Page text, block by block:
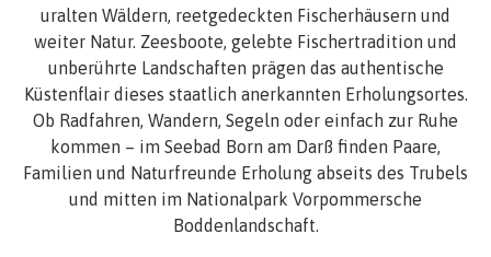
uralten Wäldern, reetgedeckten Fischerhäusern und
weiter Natur. Zeesboote, gelebte Fischertradition und
unberührte Landschaften prägen das authentische
Küstenflair dieses staatlich anerkannten Erholungsortes.
Ob Radfahren, Wandern, Segeln oder einfach zur Ruhe
kommen – im Seebad Born am Darß finden Paare,
Familien und Naturfreunde Erholung abseits des Trubels
und mitten im Nationalpark Vorpommersche
Boddenlandschaft.